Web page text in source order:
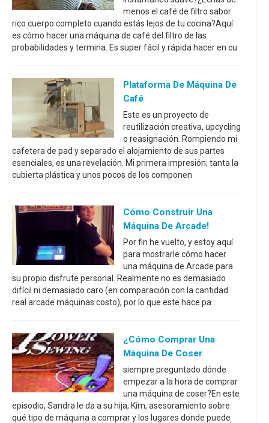
menos el café de filtro sabor
rico cuerpo completo cuando estás lejos de tu cocina?Aquí
es cómo hacer una máquina de café del filtro de las
probabilidades y termina. Es super fácil y rápida hacer en cu
Plataforma De Máquina De
Café
Este es un proyecto de
reutilización creativa, upcycling
o reasignación. Rompiendo mi
cafetera de pad y separado el alojamiento de sus partes
esenciales, es una revelación. Mi primera impresión; tanta la
cubierta plástica y unos pocos de los componen
Cómo Construir Una
Máquina De Arcade!
Por fin he vuelto, y estoy aquí
para mostrarle cómo hacer
una máquina de Arcade para
su propio disfrute personal. Realmente no es demasiado
difícil ni demasiado caro (en comparación con la cantidad
real arcade máquinas costo), por lo que este hace pa
¿Cómo Comprar Una
Máquina De Coser
siempre preguntado dónde
empezar a la hora de comprar
una máquina de coser?En este
episodio, Sandra le da a su hija, Kim, asesoramiento sobre
qué tipo de máquina a comprar y los lugares donde puede